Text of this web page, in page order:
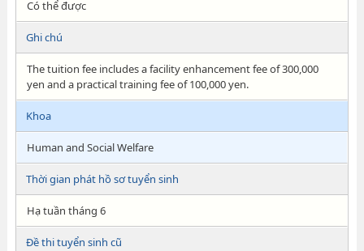
Có thể được
Ghi chú
The tuition fee includes a facility enhancement fee of 300,000
yen and a practical training fee of 100,000 yen.
Khoa
Human and Social Welfare
Thời gian phát hồ sơ tuyển sinh
Hạ tuần tháng 6
Đề thi tuyển sinh cũ